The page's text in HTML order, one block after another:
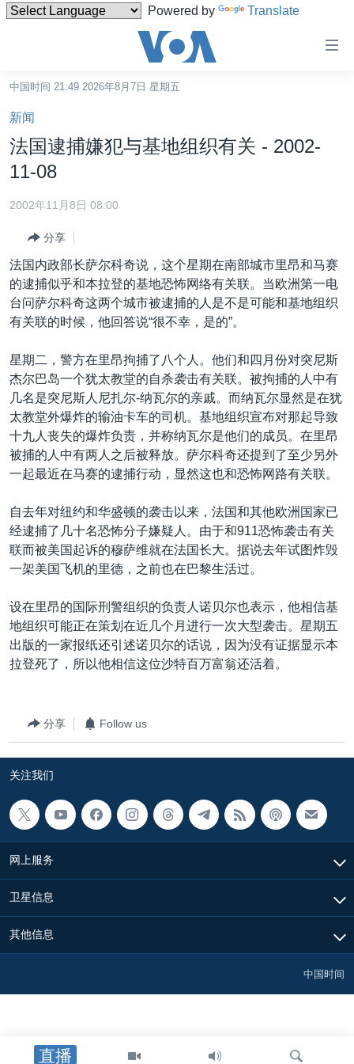
Powered by Translate
碍
链
接
跳
转
内
转
到
导
航
转
到
检
索
国际
最新国际新闻
印太
中东
欧洲
非洲
美洲
全球议题
分类新闻
经济·金融·贸易
人权·法律·宗教
科教·文娱·体健
军事
劳工
环境
美中关系
热点专题
白宫要闻
国会报道
美中关系
美国建国250周年
埃博拉疫情
美国之音专访
重要讲话与声明
台海两岸关系
关注西藏
关注新疆
GEN Z 看美国
VOA视频
VOA今日焦点
中文广播
关注我们
其他语言网站
直播
中国时间 21:49 2026年8月7日 星期五
新闻
法国逮捕嫌犯与基地组织有关 - 2002-
11-08
2002年11月8日 08:00
分享
法国内政部长萨尔科奇说，这个星期在南部城市里昂和马赛
的逮捕似乎和本拉登的基地恐怖网络有关联。当欧洲第一电
台问萨尔科奇这两个城市被逮捕的人是不是可能和基地组织
有关联的时候，他回答说“很不幸，是的”。
星期二，警方在里昂拘捕了八个人。他们和四月份对突尼斯
杰尔巴岛一个犹太教堂的自杀袭击有关联。被拘捕的人中有
几名是突尼斯人尼扎尔-纳瓦尔的亲戚。而纳瓦尔显然是在犹
太教堂外爆炸的输油卡车的司机。基地组织宣布对那起导致
十九人丧失的爆炸负责，并称纳瓦尔是他们的成员。在里昂
被捕的人中有两人之后被释放。萨尔科奇还提到了至少另外
一起最近在马赛的逮捕行动，显然这也和恐怖网路有关联。
自去年对纽约和华盛顿的袭击以来，法国和其他欧洲国家已
经逮捕了几十名恐怖分子嫌疑人。由于和911恐怖袭击有关
联而被美国起诉的穆萨维就在法国长大。据说去年试图炸毁
一架美国飞机的里德，之前也在巴黎生活过。
设在里昂的国际刑警组织的负责人诺贝尔也表示，他相信基
地组织可能正在策划在近几个月进行一次大型袭击。星期五
出版的一家报纸还引述诺贝尔的话说，因为没有证据显示本
拉登死了，所以他相信这位沙特百万富翁还活着。
分享 Follow us
关注我们
网上服务
卫星信息
其他信息
中国时间